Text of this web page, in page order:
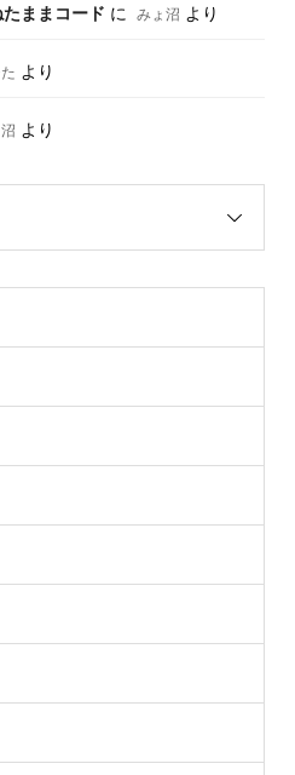
ままコード に みょ沼 より
より
より